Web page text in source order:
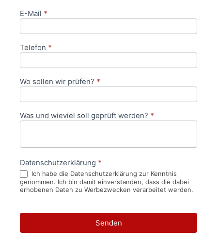
E-Mail *
Telefon *
Wo sollen wir prüfen? *
Was und wieviel soll geprüft werden? *
Datenschutzerklärung *
Ich habe die Datenschutzerklärung zur Kenntnis
genommen. Ich bin damit einverstanden, dass die dabei
erhobenen Daten zu Werbezwecken verarbeitet werden.
Senden